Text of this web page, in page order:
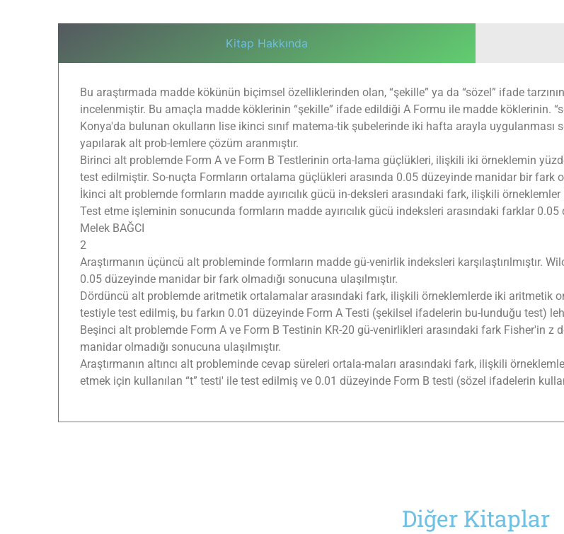
Kitap Hakkında
Bu araştırmada madde kökünün biçimsel özelliklerinden olan, “şekille” ya da “sözel” ifade
incelenmiştir. Bu amaçla madde köklerinin “şekille” ifade edildiği A Formu ile madde köklerinin.
Konya'da bulunan okulların lise ikinci sınıf matema-tik şubelerinde iki hafta arayla
yapılarak alt prob-lemlere çözüm aranmıştır.
Birinci alt problemde Form A ve Form B Testlerinin orta-lama güçlükleri, ilişkili iki örneklemin
test edilmiştir. So-nuçta Formların ortalama güçlükleri arasında 0.05 düzeyinde manidar bir fark
İkinci alt problemde formların madde ayırıcılık gücü in-deksleri arasındaki fark, ilişkili
Test etme işleminin sonucunda formların madde ayırıcılık gücü indeksleri arasındaki farklar
Melek BAĞCI
2
Araştırmanın üçüncü alt probleminde formların madde gü-venirlik indeksleri karşılaştırılmıştır.
0.05 düzeyinde manidar bir fark olmadığı sonucuna ulaşılmıştır.
Dördüncü alt problemde aritmetik ortalamalar arasındaki fark, ilişkili örneklemlerde iki aritmetik
testiyle test edilmiş, bu farkın 0.01 düzeyinde Form A Testi (şekilsel ifadelerin bu-lunduğu test)
Beşinci alt problemde Form A ve Form B Testinin KR-20 gü-venirlikleri arasındaki fark Fisher'in
manidar olmadığı sonucuna ulaşılmıştır.
Araştırmanın altıncı alt probleminde cevap süreleri ortala-maları arasındaki fark, ilişkili
etmek için kullanılan “t” testi' ile test edilmiş ve 0.01 düzeyinde Form B testi (sözel ifadelerin
Diğer Kitaplar